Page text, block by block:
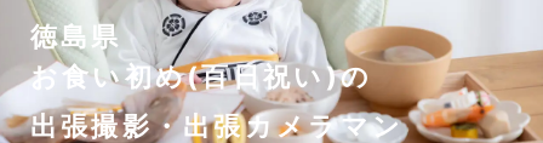
徳島県
お食い初め(百日祝い)の
出張撮影・出張カメラマン